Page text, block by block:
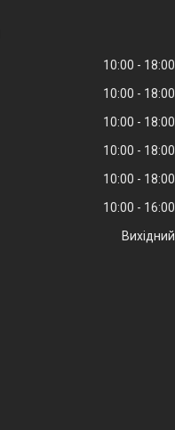
10:00
18:00
10:00
18:00
10:00
18:00
10:00
18:00
10:00
18:00
10:00
16:00
Вихідний